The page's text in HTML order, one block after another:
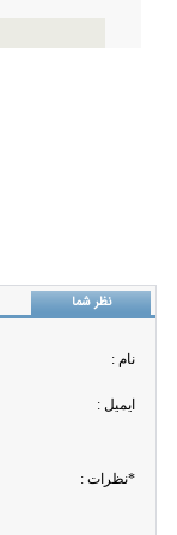
نظر شما
نام :
ايميل :
*نظرات :